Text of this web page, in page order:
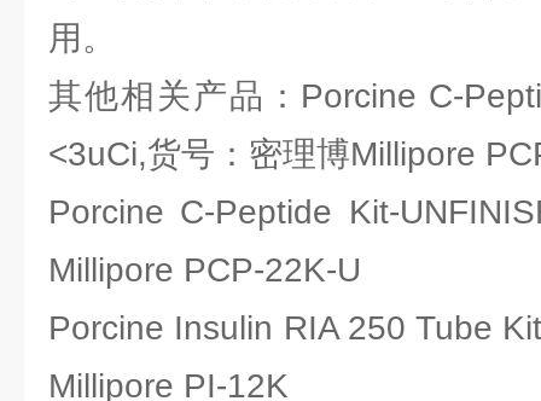
用。
其他相关产品：Porcine C-
<3uCi,货号：密理博Millipore
Porcine C-Peptide Kit-
Millipore PCP-22K-U
Porcine Insulin RIA 250 Tube
Millipore PI-12K